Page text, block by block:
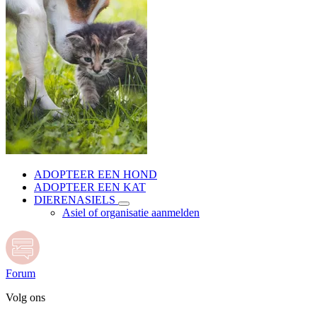
ADOPTEER EEN HOND
ADOPTEER EEN KAT
DIERENASIELS
Asiel of organisatie aanmelden
Forum
Volg ons